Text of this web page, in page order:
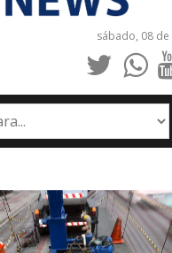
sábado, 08
LEGAIS